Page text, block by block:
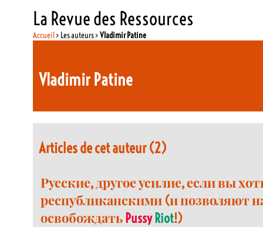
La Revue des Ressources
Accueil> Les auteurs >Vladimir Patine
Vladimir Patine
Articles de cet auteur (2)
Русские, другое усилие, если вы
республиканскими (и позволяют
освобождать PussyRiot!)